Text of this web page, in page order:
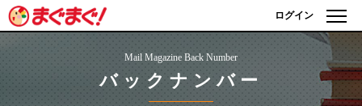
ログイン
Mail Magazine Back Number
バックナンバー